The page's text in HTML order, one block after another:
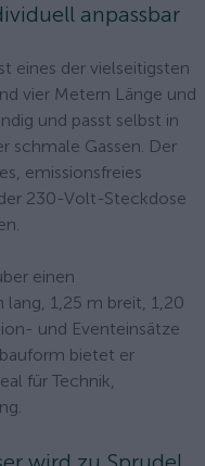
anpassbar
eines der vielseitigsten
vier Metern Länge und
und passt selbst in
schmale Gassen. Der
emissionsfreies
230-Volt-Steckdose
einen
lang, 1,25 m breit, 1,20
und Eventeinsätze
bietet er
für Technik,